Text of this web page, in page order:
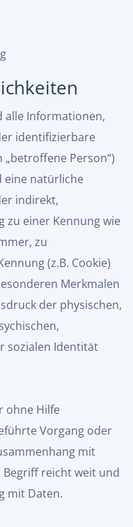
alle Informationen,
identifizierbare
Person“)
eine natürliche
indirekt,
zu einer Kennung wie
zu
(z.B. Cookie)
Merkmalen
der physischen,
sozialen Identität
ohne Hilfe
Vorgang oder
mit
reicht weit und
mit Daten.